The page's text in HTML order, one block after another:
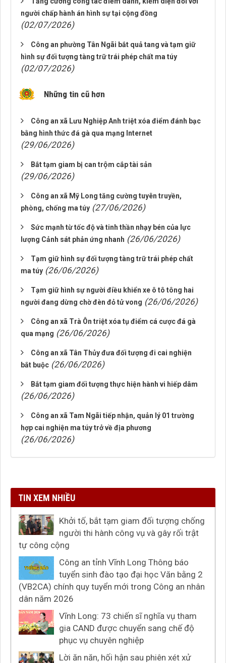
người chấp hành án hình sự tại cộng đồng
(02/07/2026)
Công an phường Tân Ngãi bắt quả tang và tạm giữ
hình sự đối tượng tàng trữ trái phép chất ma túy
(02/07/2026)
Những tin cũ hơn
Công an xã Lưu Nghiệp Anh triệt xóa điểm đánh bạc
bằng hình thức đá gà qua mạng Internet
(29/06/2026)
Bắt tạm giam bị can trộm cắp tài sản
(29/06/2026)
Công an xã Mỹ Long tăng cường tuyên truyền,
phòng, chống ma túy (27/06/2026)
Sức mạnh từ tốc độ và tinh thần nhạy bén của lực
lượng Cảnh sát phản ứng nhanh (26/06/2026)
Tạm giữ hình sự đối tượng tàng trữ trái phép chất
ma túy (26/06/2026)
Tạm giữ hình sự người điều khiển xe ô tô tông hai
người đang dừng chờ đèn đỏ tử vong (26/06/2026)
Công an xã Trà Ôn triệt xóa tụ điểm cá cược đá gà
qua mạng (26/06/2026)
Công an xã Tân Thủy đưa đối tượng đi cai nghiện
bắt buộc (26/06/2026)
Bắt tạm giam đối tượng thực hiện hành vi hiếp dâm
(26/06/2026)
Công an xã Tam Ngãi tiếp nhận, quản lý 01 trường
hợp cai nghiện ma túy trở về địa phương
(26/06/2026)
TIN XEM NHIỀU
Khởi tố, bắt tạm giam đối tượng chống
người thi hành công vụ và gây rối trật
tự công cộng
Công an tỉnh Vĩnh Long Thông báo
tuyển sinh đào tạo đại học Văn bằng 2
(VB2CA) chính quy tuyển mới trong Công an nhân
dân năm 2026
Vĩnh Long: 73 chiến sĩ nghĩa vụ tham
gia CAND được chuyển sang chế độ
phục vụ chuyên nghiệp
Lời ăn năn, hối hận sau phiên xét xử